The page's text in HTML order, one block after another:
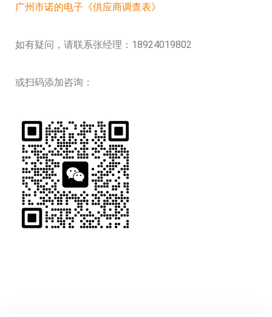
广州市诺的电子《供应商调查表》
如有疑问，请联系张经理：18924019802
或扫码添加咨询：